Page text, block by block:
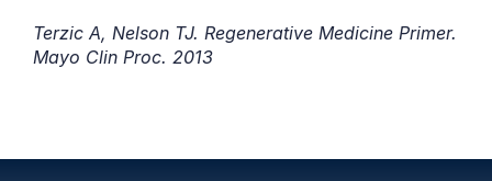
Terzic A, Nelson TJ. Regenerative Medicine Primer.
Mayo Clin Proc. 2013